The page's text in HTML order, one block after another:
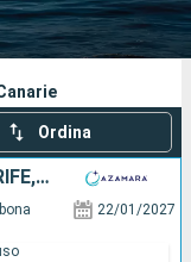
Ordina
MAROCCO, FUERTEVENTURA, TENERIFE, SPAGNA, LANZAROTE, PORTOGALLO
22/01/2027